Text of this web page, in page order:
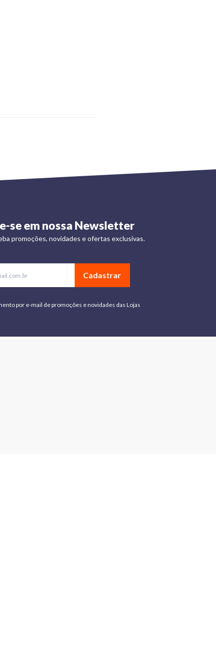
se em nossa Newsletter
promoções, novidades e ofertas exclusivas.
Cadastrar
por e-mail de promoções e novidades das Lojas